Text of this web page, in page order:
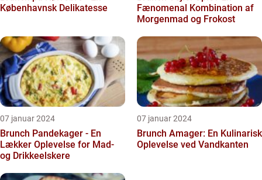
Københavnsk Delikatesse
Fænomenal Kombination af
Morgenmad og Frokost
07 januar 2024
Brunch Pandekager - En
Lækker Oplevelse for Mad-
og Drikkeelskere
07 januar 2024
Brunch Amager: En Kulinarisk
Oplevelse ved Vandkanten